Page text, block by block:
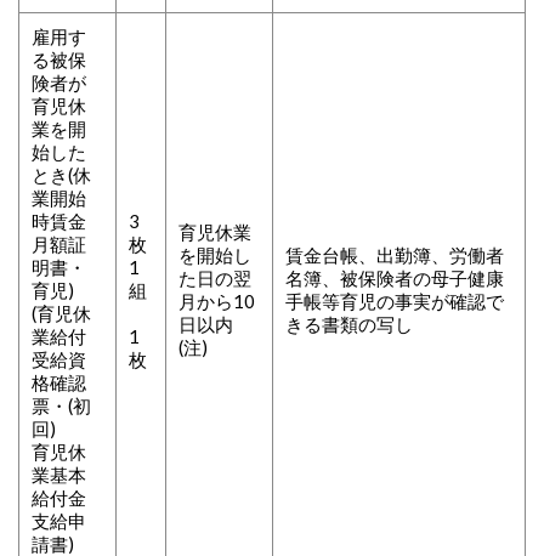
雇用す
る被保
険者が
育児休
業を開
始した
とき(休
業開始
時賃金
月額証
明書・
育児)
(育児休
業給付
受給資
格確認
票・(初
回)
育児休
業基本
給付金
支給申
請書)
3
枚
1
組
1
枚
育児休業
を開始し
た日の翌
月から10
日以内
(注)
賃金台帳、出勤簿、労働者
名簿、被保険者の母子健康
手帳等育児の事実が確認で
きる書類の写し